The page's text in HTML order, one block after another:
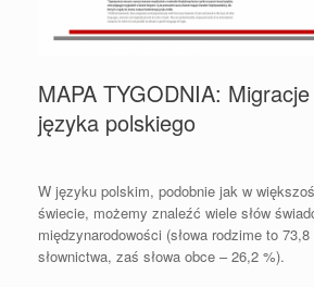
MAPA TYGODNIA: Migracje
języka polskiego
W języku polskim, podobnie jak w
świecie, możemy znaleźć wiele słów
międzynarodowości (słowa rodzime to 73,8
słownictwa, zaś słowa obce – 26,2 %).